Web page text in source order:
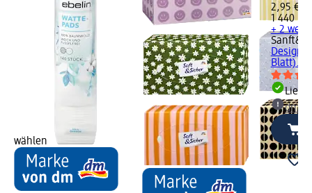
wählen
2,95 €
1 440 Bl
+ 2
Design
Blatt)...,
dm